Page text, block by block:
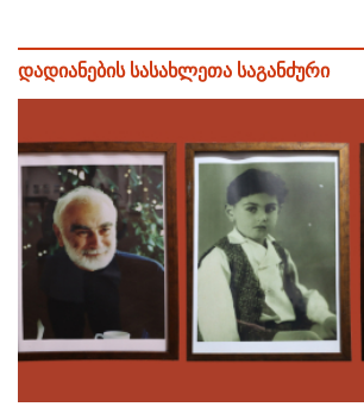
დადიანების სასახლეთა საგანძური